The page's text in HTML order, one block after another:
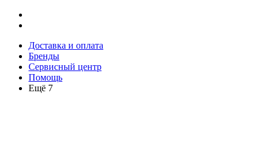
Доставка и оплата
Бренды
Сервисный центр
Помощь
Ещё 7